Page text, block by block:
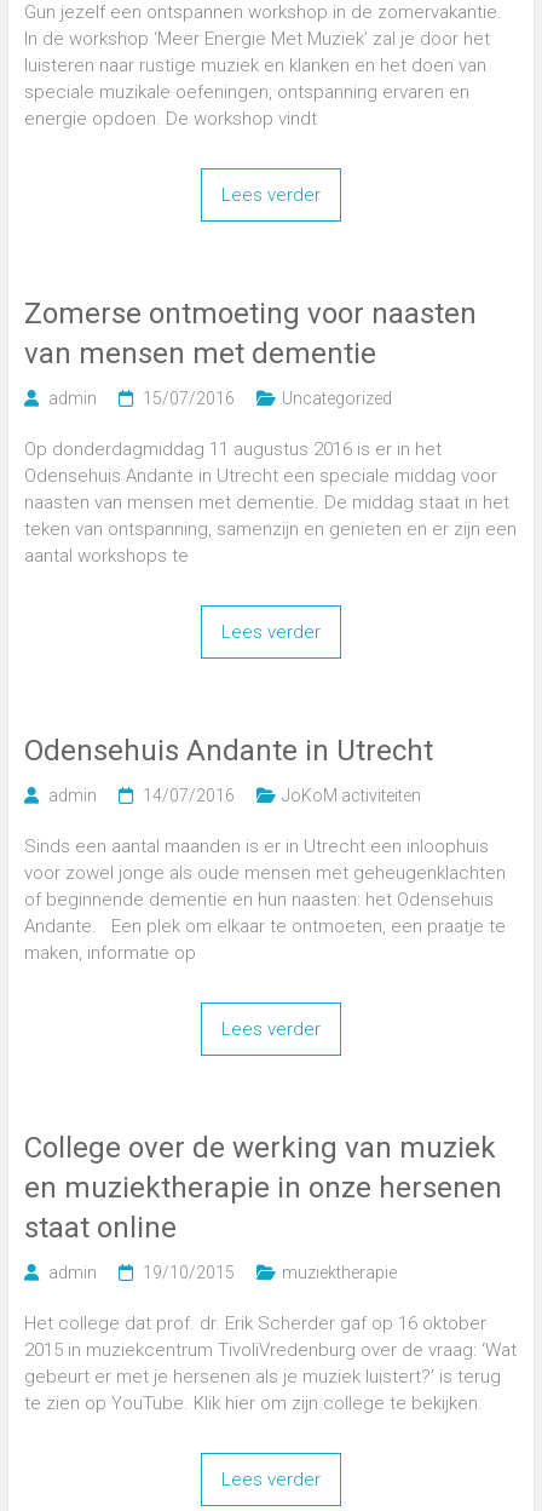
Gun jezelf een ontspannen workshop in de zomervakantie.
In de workshop ‘Meer Energie Met Muziek’ zal je door het
luisteren naar rustige muziek en klanken en het doen van
speciale muzikale oefeningen, ontspanning ervaren en
energie opdoen. De workshop vindt
Lees verder
Zomerse ontmoeting voor naasten
van mensen met dementie
admin 15/07/2016 Uncategorized
Op donderdagmiddag 11 augustus 2016 is er in het
Odensehuis Andante in Utrecht een speciale middag voor
naasten van mensen met dementie. De middag staat in het
teken van ontspanning, samenzijn en genieten en er zijn een
aantal workshops te
Lees verder
Odensehuis Andante in Utrecht
admin 14/07/2016 JoKoM activiteiten
Sinds een aantal maanden is er in Utrecht een inloophuis
voor zowel jonge als oude mensen met geheugenklachten
of beginnende dementie en hun naasten: het Odensehuis
Andante. Een plek om elkaar te ontmoeten, een praatje te
maken, informatie op
Lees verder
College over de werking van muziek
en muziektherapie in onze hersenen
staat online
admin 19/10/2015 muziektherapie
Het college dat prof. dr. Erik Scherder gaf op 16 oktober
2015 in muziekcentrum TivoliVredenburg over de vraag: ‘Wat
gebeurt er met je hersenen als je muziek luistert?’ is terug
te zien op YouTube. Klik hier om zijn college te bekijken.
Lees verder